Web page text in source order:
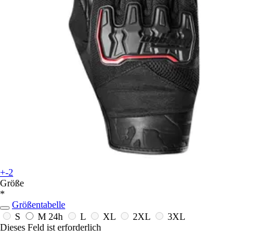
+-2
Größe
*
Größentabelle
S
M 24h L XL 2XL
3XL
Dieses Feld ist erforderlich